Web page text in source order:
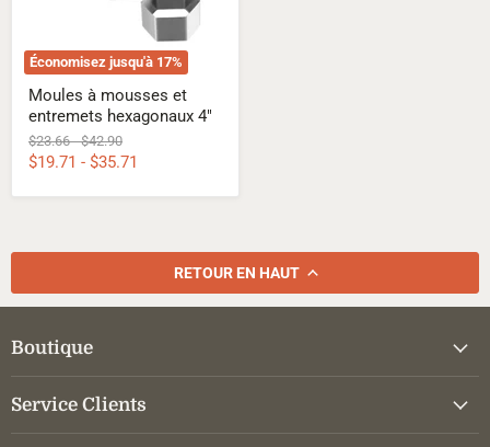
Économisez jusqu'à 17%
Moules à mousses et
entremets hexagonaux 4"
Prix
d'origine
$23.66-Prix
d'origine
$42.90
$19.71 - $35.71
RETOUR EN HAUT
Boutique
Service Clients